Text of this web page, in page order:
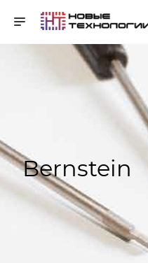
Bernstein